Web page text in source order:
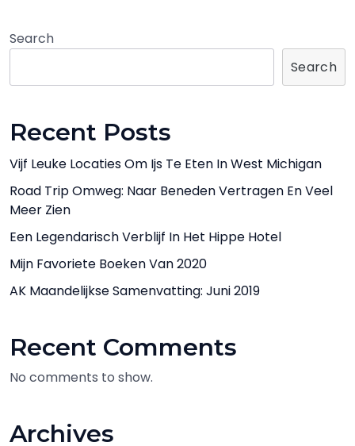
Search
Search
Recent Posts
Vijf Leuke Locaties Om Ijs Te Eten In West Michigan
Road Trip Omweg: Naar Beneden Vertragen En Veel
Meer Zien
Een Legendarisch Verblijf In Het Hippe Hotel
Mijn Favoriete Boeken Van 2020
AK Maandelijkse Samenvatting: Juni 2019
Recent Comments
No comments to show.
Archives